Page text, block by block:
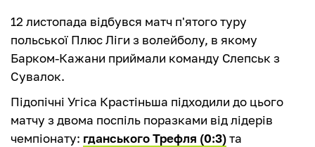
12 листопада відбувся матч п'ятого туру
польської Плюс Ліги з волейболу, в якому
Барком-Кажани приймали команду Слепськ з
Сувалок.
Підопічні Угіса Крастіньша підходили до цього
матчу з двома поспіль поразками від лідерів
чемпіонату: гданського Трефля (0:3)та